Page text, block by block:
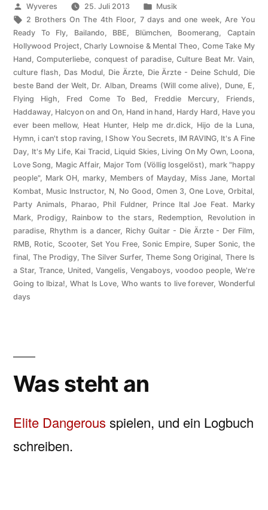
Veröffentlicht
von
Wyveres 25. Juli 2013
Veröffentlicht
unter
Musik
Schlagwörter:
2 Brothers On The 4th Floor, 7 days and one week, Are You
Ready To Fly
Bailando BBE Blümchen, Boomerang ,Captain
Hollywood Project ,Charly Lownoise & Mental Theo Come Take My
Hand ,Computerliebe conquest of paradise ,Culture Beat Mr. Vain
culture flash
Das Modul, Die Ärzte, Die Ärzte - Deine Schuld
Die
beste Band der Welt
Dr. Alban, Dreams (Will come alive) Dune, E
Flying High
Fred Come To Bed Freddie Mercury Friends
Haddaway Halcyon on and On, Hand in hand Hardy Hard Have you
ever been mellow, Heat Hunter, Help me dr.dick Hijo de la Luna
Hymn i can't stop raving I Show You Secrets IM RAVING, It's A Fine
Day It's My Life, Kai Tracid Liquid Skies Living On My Own, Loona
Love Song
Magic Affair, Major Tom (Völlig losgelöst)
mark "happy
people"
Mark OH marky Members of Mayday Miss Jane
Mortal
Kombat
Music Instructor, N No Good Omen 3 One Love Orbital
Party Animals
Pharao Phil Fuldner, Prince Ital Joe Feat. Marky
Mark
Prodigy Rainbow to the stars Redemption
Revolution in
paradise
Rhythm is a dancer, Richy Guitar - Die Ärzte - Der Film
RMB Rotic Scooter, Set You Free, Sonic Empire Super Sonic,the
final The Prodigy,The Silver Surfer, Theme Song Original ,There Is
a Star, Trance United Vangelis Vengaboys voodoo people We're
Going to Ibiza! What Is Love Who wants to live forever,Wonderful
days
Was steht an
Elite Dangerous spielen, und ein Logbuch
schreiben.